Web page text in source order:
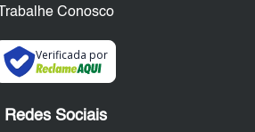
Trabalhe Conosco
Verificada por
Redes Sociais